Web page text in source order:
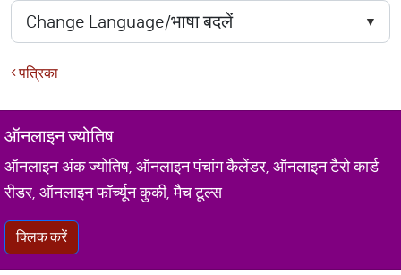
पत्रिका
ऑनलाइन ज्योतिष
ऑनलाइन अंक ज्योतिष, ऑनलाइन पंचांग कैलेंडर, ऑनलाइन टैरो कार्ड
रीडर, ऑनलाइन फॉर्च्यून कुकी, मैच टूल्स
क्लिक करें